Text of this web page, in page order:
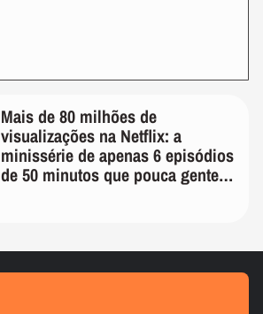
Mais de 80 milhões de
visualizações na Netflix: a
minissérie de apenas 6 episódios
de 50 minutos que pouca gente